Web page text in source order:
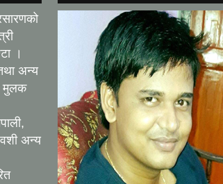
।
अन्य
मुलक
अन्य